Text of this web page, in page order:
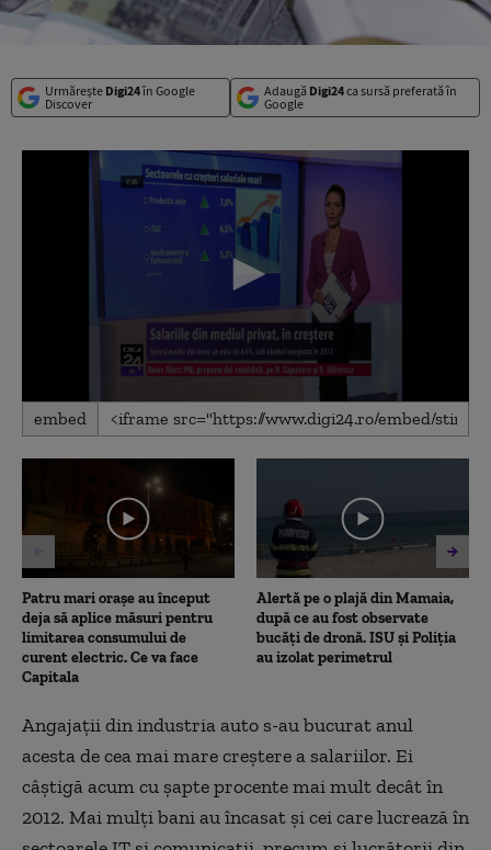
Urmărește Digi24în Google
Discover
Adaugă Digi24ca sursă preferată în
Google
0
seconds
1
embed
Patru mari orașe au început
deja să aplice măsuri pentru
limitarea consumului de
curent electric. Ce va face
Capitala
Alertă pe o plajă din Mamaia,
după ce au fost observate
bucăți de dronă. ISU și Poliția
au izolat perimetrul
Angajaţii din industria auto s-au bucurat anul
acesta de cea mai mare creştere a salariilor. Ei
câştigă acum cu şapte procente mai mult decât în
2012. Mai mulţi bani au încasat şi cei care lucrează în